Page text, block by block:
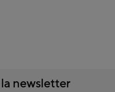
newsletter